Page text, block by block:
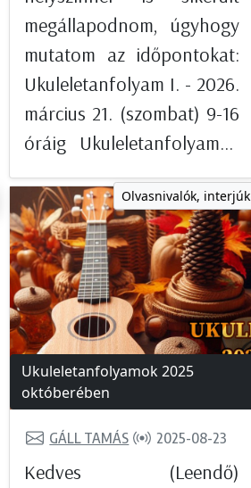
megállapodnom, úgyhogy
mutatom az időpontokat:
Ukuleletanfolyam I. - 2026.
március 21. (szombat) 9-16
óráig Ukuleletanfolyam...
Olvasnivalók, interjúk
Ukuleletanfolyamok 2025
októberében
GÁLL TAMÁS 2025-08-23
Kedves (Leendő)